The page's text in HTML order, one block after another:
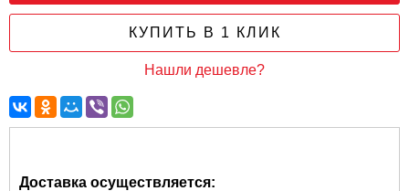
КУПИТЬ В 1 КЛИК
Нашли дешевле?
Доставка осуществляется: